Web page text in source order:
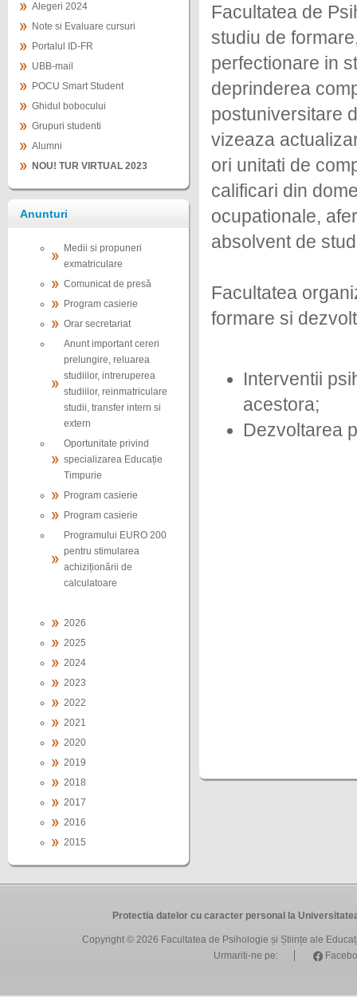
Alegeri 2024
Note si Evaluare cursuri
Portalul ID-FR
UBB-mail
POCU Smart Student
Ghidul bobocului
Grupuri studenti
Alumni
NOU! TUR VIRTUAL 2023
Anunturi
Medii si propuneri
exmatriculare
Comunicat de presă
Program casierie
Orar secretariat
Anunt important cereri
prelungire, reluarea
studiilor, intreruperea
studiilor, reinmatriculare
studii, transfer intern si
extern
Oportunitate privind
specializarea Educație
Timpurie
Program casierie
Program casierie
Programului EURO 200
pentru stimularea
achiziționării de
calculatoare
2026
2025
2024
2023
2022
2021
2020
2019
2018
2017
2016
2015
Facultatea de
studiu de
perfectionare in
deprinderea
postuniversitare
vizeaza
ori unitati de
calificari din
ocupationale,
absolvent de
Facultatea
formare si
Interventii
acestora;
Dezvoltarea
Protectia datelor cu caracter personal la
Copyright © 2026 Facultatea de Psihologie și Științe ale
Urmariti-ne pe: